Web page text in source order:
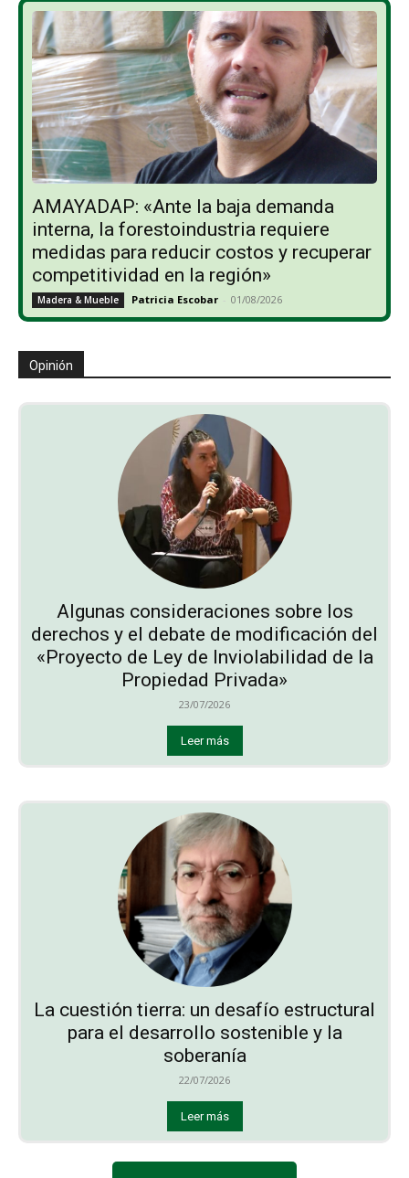
AMAYADAP: «Ante la baja demanda
interna, la forestoindustria requiere
medidas para reducir costos y recuperar
competitividad en la región»
Madera & Mueble Patricia Escobar - 01/08/2026
Opinión
Algunas consideraciones sobre los
derechos y el debate de modificación del
«Proyecto de Ley de Inviolabilidad de la
Propiedad Privada»
23/07/2026
Leer más
La cuestión tierra: un desafío estructural
para el desarrollo sostenible y la
soberanía
22/07/2026
Leer más